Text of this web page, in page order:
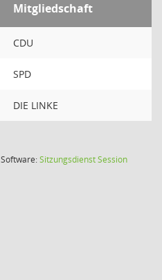
Mitgliedschaft
CDU
SPD
DIE LINKE
Software:SitzungsdienstSession(Wird in